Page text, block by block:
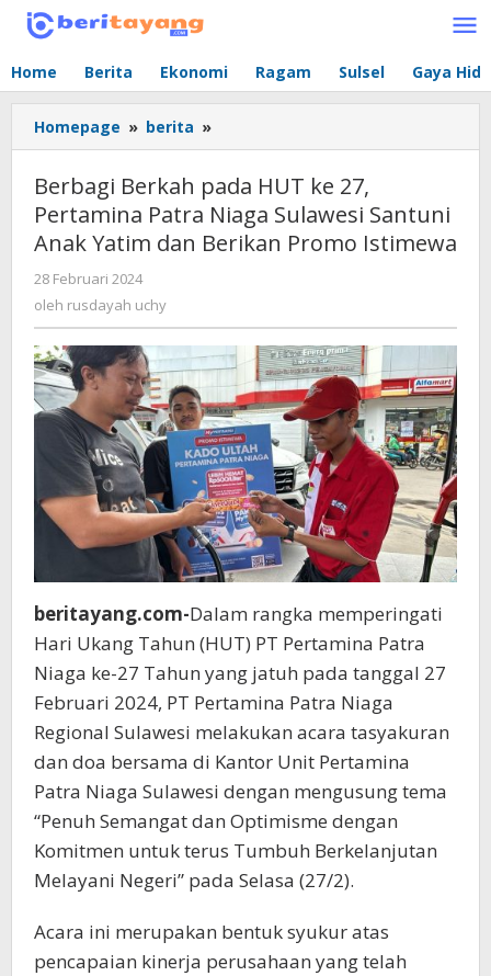
Lewati
Home Berita Ekonomi Ragam Sulsel Gaya
Homepage » berita »
Berkah
pada
HUT
ke
27,
Sulawesi
Santuni
Anak
Yatim
dan
Berikan
Promo
Istimewa
Berbagi Berkah pada HUT ke 27,
Pertamina Patra Niaga Sulawesi Santuni
Anak Yatim dan Berikan Promo Istimewa
28 Februari 2024
rusdayah
uchy
oleh rusdayah uchy
beritayang.com-Dalam rangka memperingati
Hari Ukang Tahun (HUT) PT Pertamina Patra
Niaga ke-27 Tahun yang jatuh pada tanggal 27
Februari 2024, PT Pertamina Patra Niaga
Regional Sulawesi melakukan acara tasyakuran
dan doa bersama di Kantor Unit Pertamina
Patra Niaga Sulawesi dengan mengusung tema
“Penuh Semangat dan Optimisme dengan
Komitmen untuk terus Tumbuh Berkelanjutan
Melayani Negeri” pada Selasa (27/2).
Acara ini merupakan bentuk syukur atas
pencapaian kinerja perusahaan yang telah